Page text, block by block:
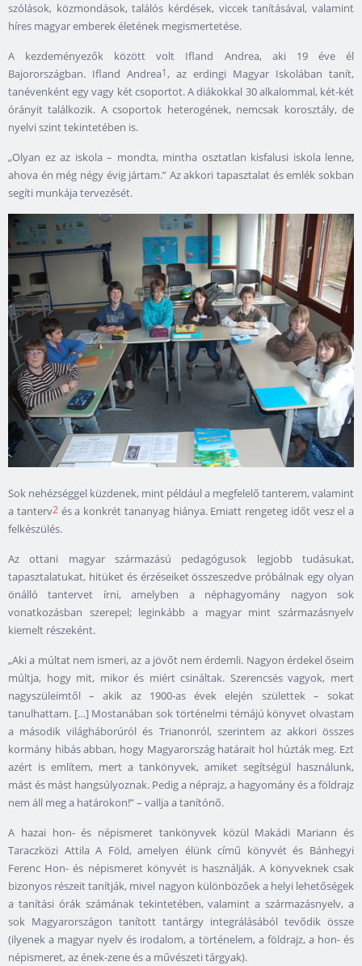
szólások, közmondások, találós kérdések, viccek tanításával, valamint
híres magyar emberek életének megismertetése.
A kezdeményezők között volt Ifland Andrea, aki 19 éve él
Bajorországban. Ifland Andrea1, az erdingi Magyar Iskolában tanít,
tanévenként egy vagy két csoportot. A diákokkal 30 alkalommal, két-két
órányit találkozik. A csoportok heterogének, nemcsak korosztály, de
nyelvi szint tekintetében is.
„Olyan ez az iskola – mondta, mintha osztatlan kisfalusi iskola lenne,
ahova én még négy évig jártam.” Az akkori tapasztalat és emlék sokban
segíti munkája tervezését.
Sok nehézséggel küzdenek, mint például a megfelelő tanterem, valamint
a tanterv2és a konkrét tananyag hiánya. Emiatt rengeteg időt vesz el a
felkészülés.
Az ottani magyar származású pedagógusok legjobb tudásukat,
tapasztalatukat, hitüket és érzéseiket összeszedve próbálnak egy olyan
önálló tantervet írni, amelyben a néphagyomány nagyon sok
vonatkozásban szerepel; leginkább a magyar mint származásnyelv
kiemelt részeként.
„Aki a múltat nem ismeri, az a jövőt nem érdemli. Nagyon érdekel őseim
múltja, hogy mit, mikor és miért csináltak. Szerencsés vagyok, mert
nagyszüleimtől – akik az 1900-as évek elején születtek – sokat
tanulhattam. […] Mostanában sok történelmi témájú könyvet olvastam
a második világháborúról és Trianonról, szerintem az akkori összes
kormány hibás abban, hogy Magyarország határait hol húzták meg. Ezt
azért is említem, mert a tankönyvek, amiket segítségül használunk,
mást és mást hangsúlyoznak. Pedig a néprajz, a hagyomány és a földrajz
nem áll meg a határokon!” – vallja a tanítónő.
A hazai hon- és népismeret tankönyvek közül Makádi Mariann és
Taraczközi Attila A Föld, amelyen élünk című könyvét és Bánhegyi
Ferenc Hon- és népismeret könyvét is használják. A könyveknek csak
bizonyos részeit tanítják, mivel nagyon különbözőek a helyi lehetőségek
a tanítási órák számának tekintetében, valamint a származásnyelv, a
sok Magyarországon tanított tantárgy integrálásából tevődik össze
(ilyenek a magyar nyelv és irodalom, a történelem, a földrajz, a hon- és
népismeret, az ének-zene és a művészeti tárgyak).